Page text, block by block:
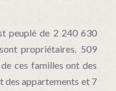
peuplé de 2 240 630
propriétaires. 509
ces familles ont des
des appartements et 7